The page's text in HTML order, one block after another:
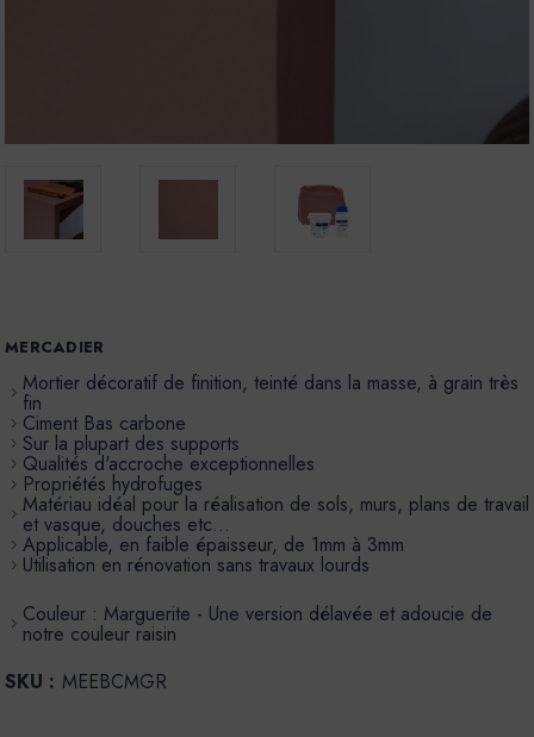
MERCADIER
Mortier décoratif de finition, teinté dans la masse, à grain très
fin
Ciment Bas carbone
Sur la plupart des supports
Qualités d'accroche exceptionnelles
Propriétés hydrofuges
Matériau idéal pour la réalisation de sols, murs, plans de travail
et vasque, douches etc…
Applicable, en faible épaisseur, de 1mm à 3mm
Utilisation en rénovation sans travaux lourds
Couleur : Marguerite - Une version délavée et adoucie de
notre couleur raisin
SKU : MEEBCMGR